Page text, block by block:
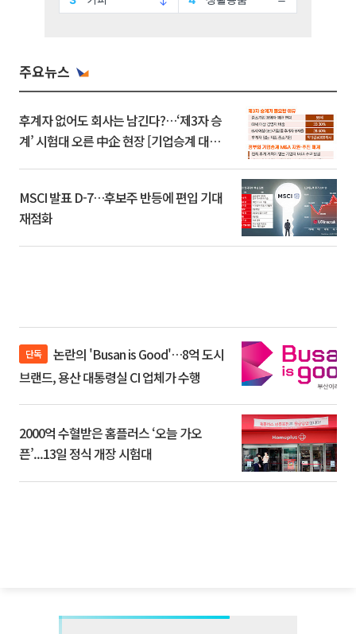
주요뉴스
후계자 없어도 회사는 남긴다?…‘제3자 승
계’ 시험대 오른 中企 현장 [기업승계 대전
MSCI 발표 D-7…후보주 반등에 편입 기대
재점화
단독
브랜드, 용산 대통령실 CI 업체가 수행
2000억 수혈받은 홈플러스 ‘오늘 가오
픈’...13일 정식 개장 시험대